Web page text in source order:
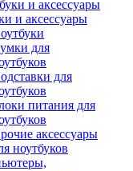
и аксессуары
для
для
питания для
аксессуары
ноутбуков